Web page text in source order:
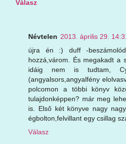
Válasz
Névtelen 2013. április 29.
újra én :) duff -beszámolód
hozzá,várom. És megakadt a
idáig nem is tudtam,
(angyalsors,angyalfény
polcomon a többi könyv
tulajdonképpen? már meg
is. Első két könyve nagy
égbolton,felvillant egy csillag
Válasz